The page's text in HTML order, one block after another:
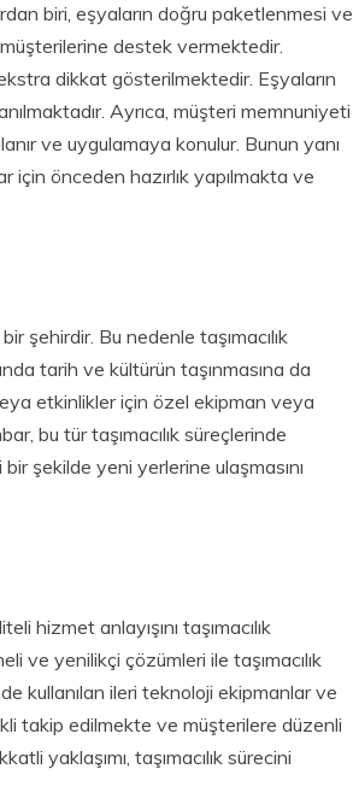
biri, eşyaların doğru paketlenmesi ve
destek vermektedir.
ekstra dikkat gösterilmektedir. Eşyaların
Ayrıca, müşteri memnuniyeti
ve uygulamaya konulur. Bunun yanı
için önceden hazırlık yapılmakta ve
şehirdir. Bu nedenle taşımacılık
tarih ve kültürün taşınmasına da
etkinlikler için özel ekipman veya
bu tür taşımacılık süreçlerinde
şekilde yeni yerlerine ulaşmasını
hizmet anlayışını taşımacılık
ve yenilikçi çözümleri ile taşımacılık
kullanılan ileri teknoloji ekipmanlar ve
takip edilmekte ve müşterilere düzenli
yaklaşımı, taşımacılık sürecini